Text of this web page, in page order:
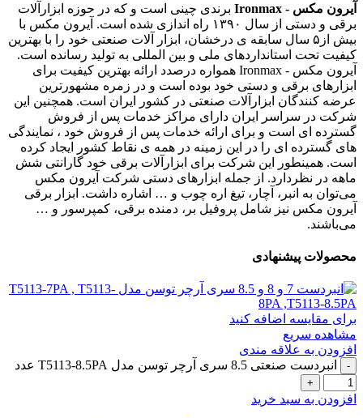
آیرون مکس - Ironmax
برندی چینی است و که در حوزه ابزارآلات
برقی و دستی از سال ۱۳۹۰ راه اندازی شده است. آیرون مکس با
بیش از۵ سال سابقه ی درخشان، ابزار آلات صنعتی خود را با بهترین
کیفیت تحت استانداردهای ملی و بین المللی به تولید رسانده است.
آیرون مکس - Ironmax همواره درصدد ارائه بهترین کیفیت برای
ابزارهای برقی و دستی خود بوده است و در زمره مشهورترین
عرضه کنندگان ابزارآلات صنعتی در کشور ایران است. همچنین این
شرکت در سراسر ایران دارای مراکز خدمات پس از فروش
گسترده ای است و برای ارائه خدمات پس از فروش خود ، نمایندگی
های گسترده ای را در این زمینه در همه ی نقاط کشور ایجاد کرده
است. همینطور این شرکت برای ابزارآلات برقی خود گارانتی شش
ماهه در نظردارد. از جمله ابزارهای دستی شرکت آیرون مکس
می‌توان به انبر، آچار، تیغ اره چوب و … اشاره داشت. ابزار برقی
آیرون مکس نیز شامل پروفیل بر، دمنده برقی، کمپرسور و …
می‌باشند.
محصولات پیشنهادی
برای مقایسه اضافه کنید
مشاهده سریع
افزودن به علاقه مندی
انبردست صنعتی 8.5 سری آرچر توسن مدل T5113-8.5PA عدد
افزودن به سبد خرید